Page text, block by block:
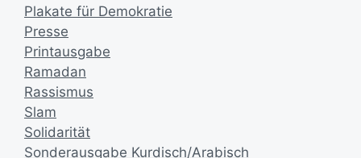
Plakate für Demokratie
Presse
Printausgabe
Ramadan
Rassismus
Slam
Solidarität
Sonderausgabe Kurdisch/Arabisch